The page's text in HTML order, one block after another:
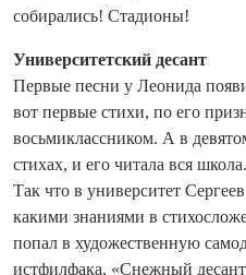
собирались! Стадионы!
Университетский десант
Первые песни у Леонида
вот первые стихи, по его
восьмиклассником. А в
стихах, и его читала вся
Так что в университет
какими знаниями в
попал в художественную
истфилфака, «Снежный